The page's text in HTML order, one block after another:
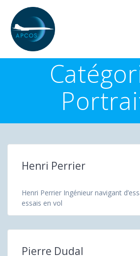
Henri Perrier
Henri Perrier Ingénieur navigant
essais en vol
Pierre Dudal